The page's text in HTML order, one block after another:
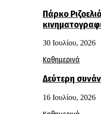
Πάρκο
30 Ιουλίου, 2026
Καθημερινά
Δεύτερη
16 Ιουλίου, 2026